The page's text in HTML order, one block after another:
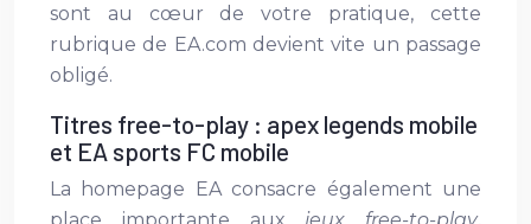
sont au cœur de votre pratique, cette
rubrique de EA.com devient vite un passage
obligé.
Titres free-to-play : apex legends mobile
et EA sports FC mobile
La homepage EA consacre également une